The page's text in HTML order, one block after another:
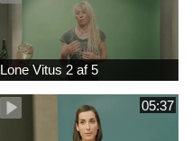
Lone Vitus 2 af 5
05:37